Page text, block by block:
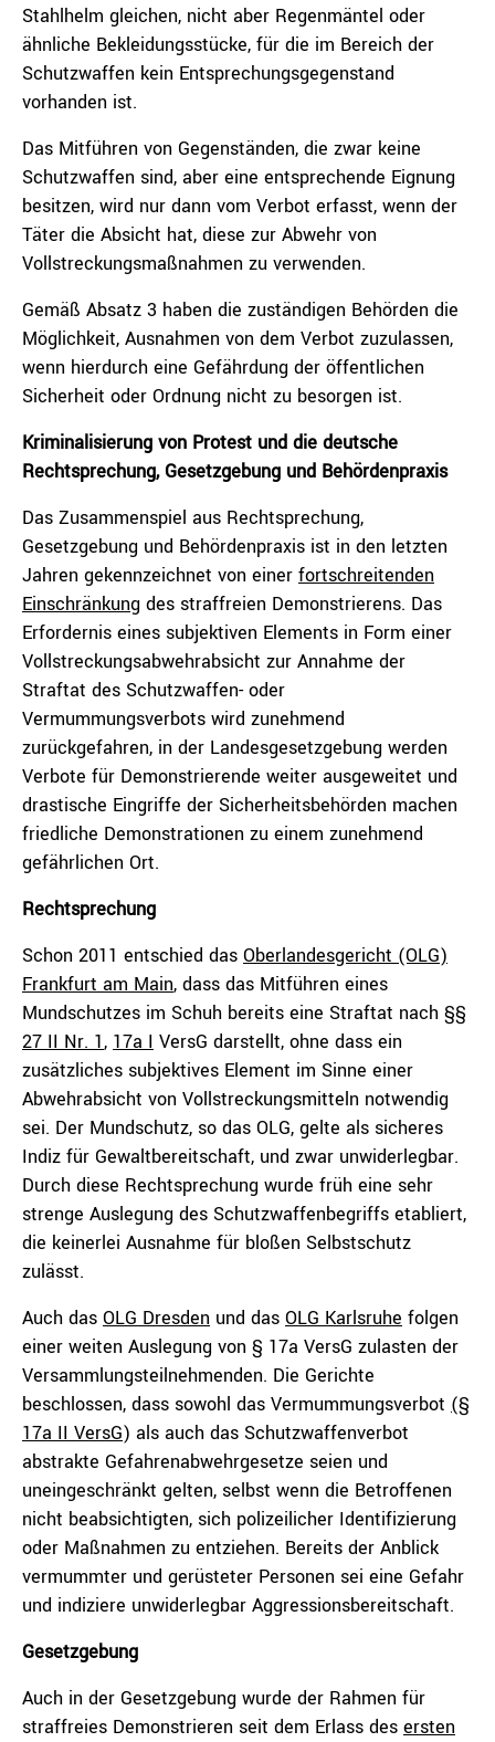
Stahlhelm gleichen, nicht aber Regenmäntel oder
ähnliche Bekleidungsstücke, für die im Bereich der
Schutzwaffen kein Entsprechungsgegenstand
vorhanden ist.
Das Mitführen von Gegenständen, die zwar keine
Schutzwaffen sind, aber eine entsprechende Eignung
besitzen, wird nur dann vom Verbot erfasst, wenn der
Täter die Absicht hat, diese zur Abwehr von
Vollstreckungsmaßnahmen zu verwenden.
Gemäß Absatz 3 haben die zuständigen Behörden die
Möglichkeit, Ausnahmen von dem Verbot zuzulassen,
wenn hierdurch eine Gefährdung der öffentlichen
Sicherheit oder Ordnung nicht zu besorgen ist.
Kriminalisierung von Protest und die deutsche
Rechtsprechung, Gesetzgebung und Behördenpraxis
Das Zusammenspiel aus Rechtsprechung,
Gesetzgebung und Behördenpraxis ist in den letzten
Jahren gekennzeichnet von einer fortschreitenden
Einschränkung des straffreien Demonstrierens. Das
Erfordernis eines subjektiven Elements in Form einer
Vollstreckungsabwehrabsicht zur Annahme der
Straftat des Schutzwaffen- oder
Vermummungsverbots wird zunehmend
zurückgefahren, in der Landesgesetzgebung werden
Verbote für Demonstrierende weiter ausgeweitet und
drastische Eingriffe der Sicherheitsbehörden machen
friedliche Demonstrationen zu einem zunehmend
gefährlichen Ort.
Rechtsprechung
Schon 2011 entschied das Oberlandesgericht (OLG)
Frankfurt am Main, dass das Mitführen eines
Mundschutzes im Schuh bereits eine Straftat nach §§
27 II Nr. 1, 17a I VersG darstellt, ohne dass ein
zusätzliches subjektives Element im Sinne einer
Abwehrabsicht von Vollstreckungsmitteln notwendig
sei. Der Mundschutz, so das OLG, gelte als sicheres
Indiz für Gewaltbereitschaft, und zwar unwiderlegbar.
Durch diese Rechtsprechung wurde früh eine sehr
strenge Auslegung des Schutzwaffenbegriffs etabliert,
die keinerlei Ausnahme für bloßen Selbstschutz
zulässt.
Auch das OLG Dresden und das OLG Karlsruhe folgen
einer weiten Auslegung von § 17a VersG zulasten der
Versammlungsteilnehmenden. Die Gerichte
beschlossen, dass sowohl das Vermummungsverbot (§
17a II VersG) als auch das Schutzwaffenverbot
abstrakte Gefahrenabwehrgesetze seien und
uneingeschränkt gelten, selbst wenn die Betroffenen
nicht beabsichtigten, sich polizeilicher Identifizierung
oder Maßnahmen zu entziehen. Bereits der Anblick
vermummter und gerüsteter Personen sei eine Gefahr
und indiziere unwiderlegbar Aggressionsbereitschaft.
Gesetzgebung
Auch in der Gesetzgebung wurde der Rahmen für
straffreies Demonstrieren seit dem Erlass des ersten